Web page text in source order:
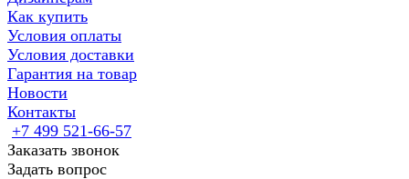
Как купить
Условия оплаты
Условия доставки
Гарантия на товар
Новости
Контакты
+7 499 521-66-57
Заказать звонок
Задать вопрос